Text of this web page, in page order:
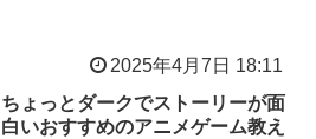
2025年4月7日 18:11
ちょっとダークでストーリーが面
白いおすすめのアニメゲーム教え